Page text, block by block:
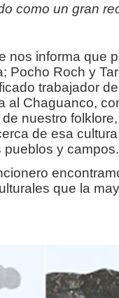
como un gran
nos informa que
Pocho Roch y
trabajador
al Chaguanco,
nuestro
de esa
pueblos y campos.
que la